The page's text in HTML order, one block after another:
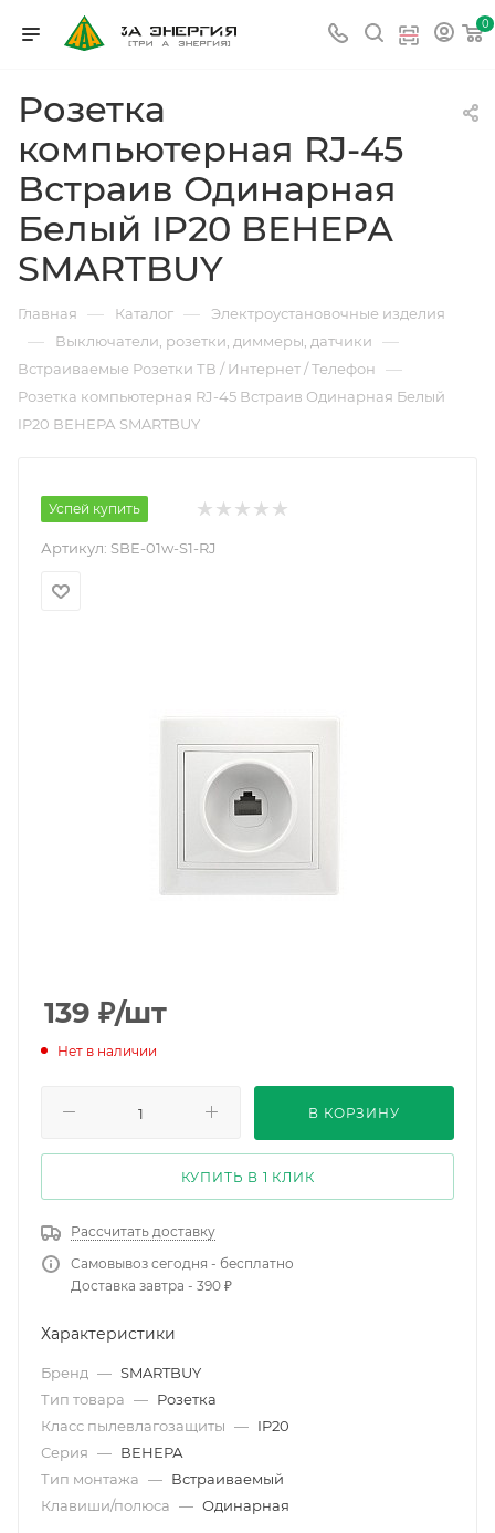
0
Розетка
компьютерная RJ-45
Встраив Одинарная
Белый IP20 ВЕНЕРА
SMARTBUY
Главная — Каталог — Электроустановочные изделия
— Выключатели, розетки, диммеры, датчики —
Встраиваемые Розетки ТВ / Интернет / Телефон —
Розетка компьютерная RJ-45 Встраив Одинарная Белый
IP20 ВЕНЕРА SMARTBUY
Успей купить
Артикул: SBE-01w-S1-RJ
139 ₽/шт
Нет в наличии
В КОРЗИНУ
КУПИТЬ В 1 КЛИК
Рассчитать доставку
Самовывоз сегодня - бесплатно
Доставка завтра - 390 ₽
Характеристики
Бренд — SMARTBUY
Тип товара — Розетка
Класс пылевлагозащиты — IP20
Серия — ВЕНЕРА
Тип монтажа — Встраиваемый
Клавиши/полюса — Одинарная